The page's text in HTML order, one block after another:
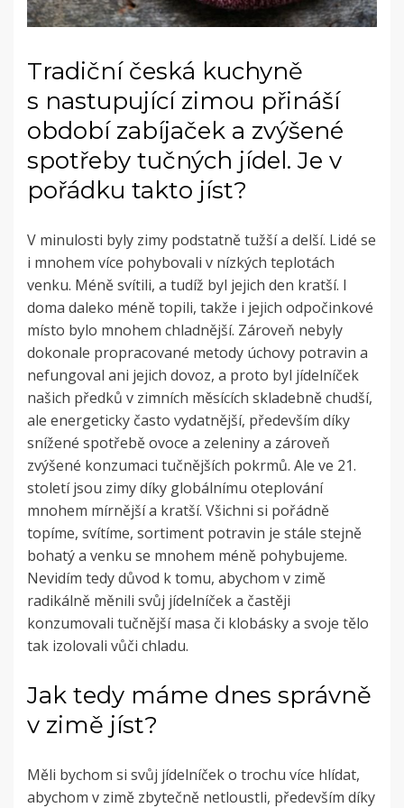
Tradiční česká kuchyně
s nastupující zimou přináší
období zabíjaček a zvýšené
spotřeby tučných jídel. Je v
pořádku takto jíst?
V minulosti byly zimy podstatně tužší a delší. Lidé se
i mnohem více pohybovali v nízkých teplotách
venku. Méně svítili, a tudíž byl jejich den kratší. I
doma daleko méně topili, takže i jejich odpočinkové
místo bylo mnohem chladnější. Zároveň nebyly
dokonale propracované metody úchovy potravin a
nefungoval ani jejich dovoz, a proto byl jídelníček
našich předků v zimních měsících skladebně chudší,
ale energeticky často vydatnější, především díky
snížené spotřebě ovoce a zeleniny a zároveň
zvýšené konzumaci tučnějších pokrmů. Ale ve 21.
století jsou zimy díky globálnímu oteplování
mnohem mírnější a kratší. Všichni si pořádně
topíme, svítíme, sortiment potravin je stále stejně
bohatý a venku se mnohem méně pohybujeme.
Nevidím tedy důvod k tomu, abychom v zimě
radikálně měnili svůj jídelníček a častěji
konzumovali tučnější masa či klobásky a svoje tělo
tak izolovali vůči chladu.
Jak tedy máme dnes správně
v zimě jíst?
Měli bychom si svůj jídelníček o trochu více hlídat,
abychom v zimě zbytečně netloustli, především díky